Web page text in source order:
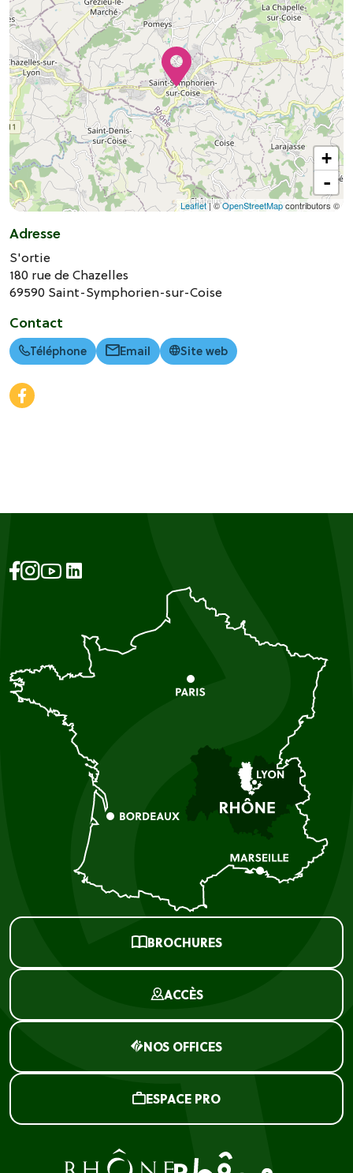
+
-
Leaflet| ©OpenStreetMapcontributors ©
Adresse
S'ortie
180 rue de Chazelles
69590 Saint-Symphorien-sur-Coise
Contact
Téléphone Email Site web
BROCHURES
ACCÈS
NOS OFFICES
ESPACE PRO